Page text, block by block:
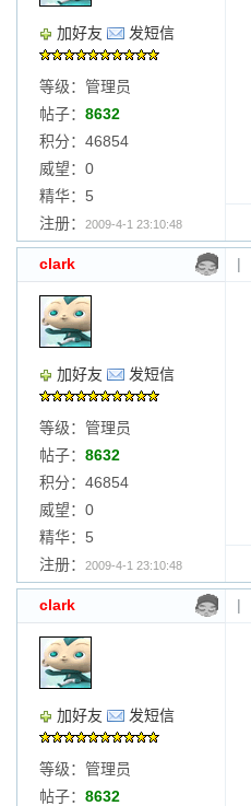
加好友 发短信
等级：管理员
帖子： 8632
积分：46854
威望：0
精华：5
注册：
2009-4-1 23:10:48
clark |
加好友 发短信
等级：管理员
帖子： 8632
积分：46854
威望：0
精华：5
注册：
2009-4-1 23:10:48
clark |
加好友 发短信
等级：管理员
帖子： 8632